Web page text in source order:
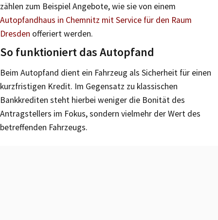
zählen zum Beispiel Angebote, wie sie von einem
Autopfandhaus in Chemnitz mit Service für den Raum
Dresden offeriert werden.
So funktioniert das Autopfand
Beim Autopfand dient ein Fahrzeug als Sicherheit für einen
kurzfristigen Kredit. Im Gegensatz zu klassischen
Bankkrediten steht hierbei weniger die Bonität des
Antragstellers im Fokus, sondern vielmehr der Wert des
betreffenden Fahrzeugs.